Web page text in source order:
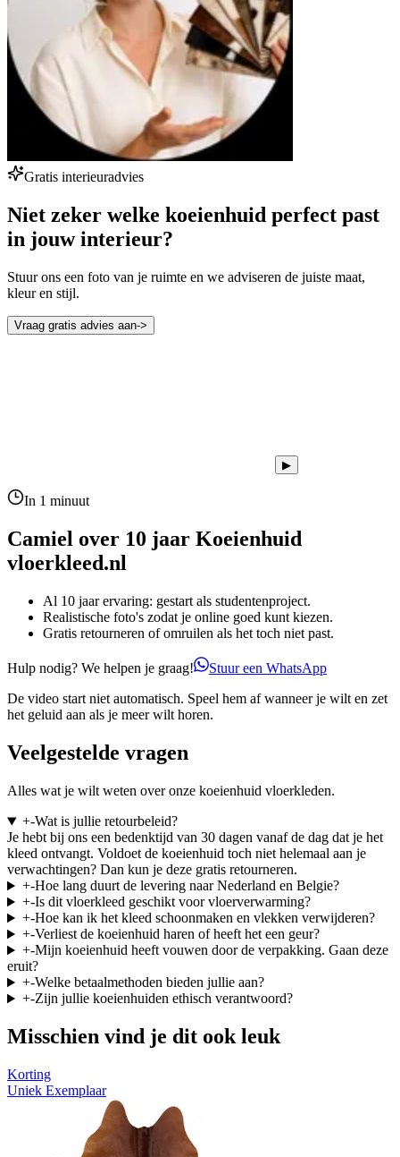
Gratis interieuradvies
Niet zeker welke koeienhuid perfect past
in jouw interieur?
Stuur ons een foto van je ruimte en we adviseren de juiste maat,
kleur en stijl.
Vraag gratis advies aan->
▶
In 1 minuut
Camiel over 10 jaar Koeienhuid
vloerkleed.nl
Al 10 jaar ervaring: gestart als studentenproject.
Realistische foto's zodat je online goed kunt kiezen.
Gratis retourneren of omruilen als het toch niet past.
Hulp nodig? We helpen je graag!
Stuur een WhatsApp
De video start niet automatisch. Speel hem af wanneer je wilt en zet
het geluid aan als je meer wilt horen.
Veelgestelde vragen
Alles wat je wilt weten over onze koeienhuid vloerkleden.
+-Wat is jullie retourbeleid?
Je hebt bij ons een bedenktijd van 30 dagen vanaf de dag dat je het
kleed ontvangt. Voldoet de koeienhuid toch niet helemaal aan je
verwachtingen? Dan kun je deze gratis retourneren.
+-Hoe lang duurt de levering naar Nederland en Belgie?
+-Is dit vloerkleed geschikt voor vloerverwarming?
+-Hoe kan ik het kleed schoonmaken en vlekken verwijderen?
+-Verliest de koeienhuid haren of heeft het een geur?
+-Mijn koeienhuid heeft vouwen door de verpakking. Gaan deze
eruit?
+-Welke betaalmethoden bieden jullie aan?
+-Zijn jullie koeienhuiden ethisch verantwoord?
Misschien vind je dit ook leuk
Korting
Uniek Exemplaar